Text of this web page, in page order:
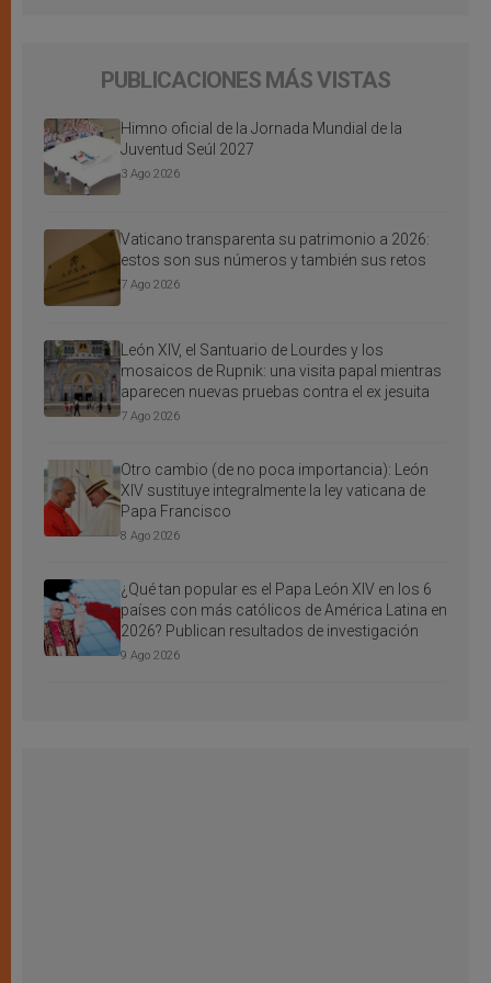
PUBLICACIONES MÁS VISTAS
Himno oficial de la Jornada Mundial de la
Juventud Seúl 2027
3 Ago 2026
Vaticano transparenta su patrimonio a 2026:
estos son sus números y también sus retos
7 Ago 2026
León XIV, el Santuario de Lourdes y los
mosaicos de Rupnik: una visita papal mientras
aparecen nuevas pruebas contra el ex jesuita
7 Ago 2026
Otro cambio (de no poca importancia): León
XIV sustituye integralmente la ley vaticana de
Papa Francisco
8 Ago 2026
¿Qué tan popular es el Papa León XIV en los 6
países con más católicos de América Latina en
2026? Publican resultados de investigación
9 Ago 2026